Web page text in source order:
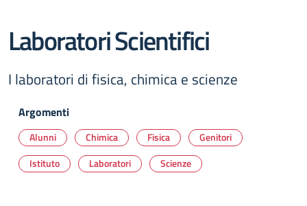
Laboratori Scientifici
I laboratori di fisica, chimica e scienze
Argomenti
Alunni Chimica Fisica
Genitori
Istituto
Laboratori Scienze